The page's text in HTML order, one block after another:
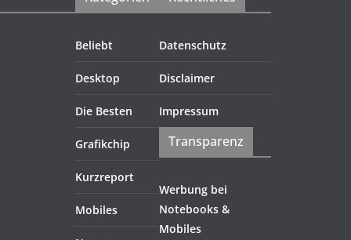
Beliebt
Desktop
Die Besten
Grafikchip
Kurzreport
Mobiles
Datenschutz
Disclaimer
Impressum
Transparenz
Werbung bei
Notebooks &
Mobiles